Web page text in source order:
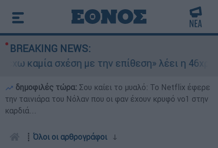
BREAKING NEWS:
σχέση με την επίθεση» λέει η 46χρονη -
δημοφιλές τώρα: Σου καίει το μυαλό: Το Netflix έφερε
την ταινιάρα του Νόλαν που οι φαν έχουν κρυφό νο1 στην
καρδιά...
┋ Όλοι οι αρθρογράφοιↆ